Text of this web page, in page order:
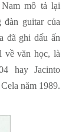
mô tả lại
guitar của
đã ghi dấu ấn
về văn học, là
hay Jacinto
năm 1989.